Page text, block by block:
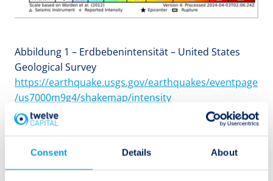
Consent Details About
Abbildung 1 – Erdbebenintensität – United States
Geological Survey
https://earthquake.usgs.gov/earthquakes/eventpage
/us7000m9g4/shakemap/intensity
frühen Stadium, es ist daher schwierig, die